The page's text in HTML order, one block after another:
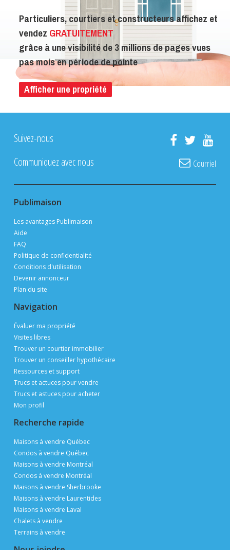
Particuliers, courtiers et constructeurs affichez et
vendez GRATUITEMENT
grâce à une visibilité de 3 millions de pages vues
pas mois en période de pointe
Afficher une propriété
Suivez-nous
Communiquez avec nous
Courriel
Publimaison
Les avantages Publimaison
Aide
FAQ
Politique de confidentialité
Conditions d'utilisation
Devenir annonceur
Plan du site
Navigation
Évaluer ma propriété
Visites libres
Trouver un courtier immobilier
Trouver un conseiller hypothécaire
Ressources et support
Trucs et actuces pour vendre
Trucs et astuces pour acheter
Mon profil
Recherche rapide
Maisons à vendre Québec
Condos à vendre Québec
Maisons à vendre Montréal
Condos à vendre Montréal
Maisons à vendre Sherbrooke
Maisons à vendre Laurentides
Maisons à vendre Laval
Chalets à vendre
Terrains à vendre